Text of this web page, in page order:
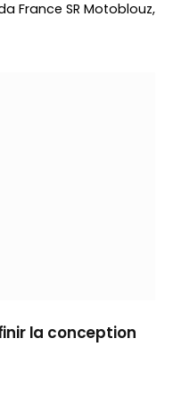
France SR Motoblouz,
la conception